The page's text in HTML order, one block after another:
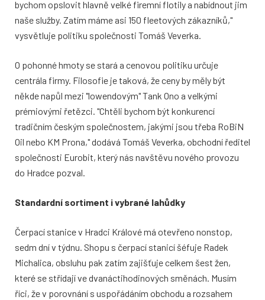
bychom opslovit hlavně velké firemní flotily a nabídnout jim
naše služby. Zatím máme asi 150 fleetových zákazníků,"
vysvětluje politiku společnosti Tomáš Veverka.
O pohonné hmoty se stará a cenovou politiku určuje
centrála firmy. Filosofie je taková, že ceny by měly být
někde napůl mezi "lowendovým" Tank Ono a velkými
prémiovými řetězci. "Chtěli bychom být konkurencí
tradičním českým společnostem, jakými jsou třeba RoBiN
Oil nebo KM Prona," dodává Tomáš Veverka, obchodní ředitel
společnosti Eurobit, který nás navštěvu nového provozu
do Hradce pozval.
Standardní sortiment i vybrané lahůdky
Čerpací stanice v Hradci Králové má otevřeno nonstop,
sedm dní v týdnu. Shopu s čerpací stanicí šéfuje Radek
Michalica, obsluhu pak zatím zajišťuje celkem šest žen,
které se střídají ve dvanáctihodinových směnách. Musím
říci, že v porovnání s uspořádáním obchodu a rozsahem